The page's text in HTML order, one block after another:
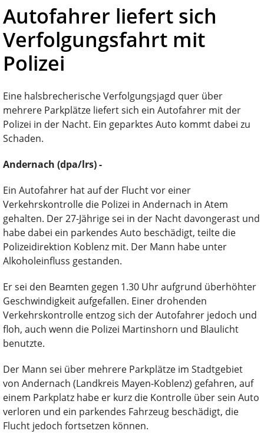
Autofahrer liefert sich
Verfolgungsfahrt mit
Polizei
Eine halsbrecherische Verfolgungsjagd quer über
mehrere Parkplätze liefert sich ein Autofahrer mit der
Polizei in der Nacht. Ein geparktes Auto kommt dabei zu
Schaden.
Andernach (dpa/lrs) -
Ein Autofahrer hat auf der Flucht vor einer
Verkehrskontrolle die Polizei in Andernach in Atem
gehalten. Der 27-Jährige sei in der Nacht davongerast und
habe dabei ein parkendes Auto beschädigt, teilte die
Polizeidirektion Koblenz mit. Der Mann habe unter
Alkoholeinfluss gestanden.
Er sei den Beamten gegen 1.30 Uhr aufgrund überhöhter
Geschwindigkeit aufgefallen. Einer drohenden
Verkehrskontrolle entzog sich der Autofahrer jedoch und
floh, auch wenn die Polizei Martinshorn und Blaulicht
benutzte.
Der Mann sei über mehrere Parkplätze im Stadtgebiet
von Andernach (Landkreis Mayen-Koblenz) gefahren, auf
einem Parkplatz habe er kurz die Kontrolle über sein Auto
verloren und ein parkendes Fahrzeug beschädigt, die
Flucht jedoch fortsetzen können.